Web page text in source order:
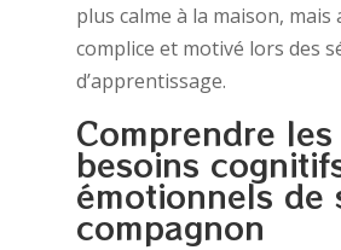
plus calme à la maison, mais
complice et motivé lors des
d’apprentissage.
Comprendre les
besoins
émotionnels de
compagnon